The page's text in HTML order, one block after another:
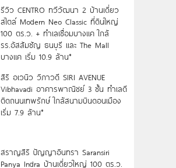
รีวิว CENTRO ทวีวัฒนา 2 บ้านเดี่ยว
สไตล์ Modern Neo Classic ที่ดินใหญ่
100 ตร.ว. + ทำเลเชื่อมบางแค ใกล้
รร.อัสสัมชัญ ธนบุรี และ The Mall
บางแค เริ่ม 10.9 ล้าน*
สิริ อเวนิว วิภาวดี SIRI AVENUE
Vibhavadi อาคารพาณิชย์ 3 ชั้น ทำเลดี
ติดถนนเทพรักษ์ ใกล้สนามบินดอนเมือง
เริ่ม 7.9 ล้าน*
สราญสิริ ปัญญาอินทรา Saransiri
Panya Indra บ้านเดี่ยวใหญ่ 100 ตร.ว.